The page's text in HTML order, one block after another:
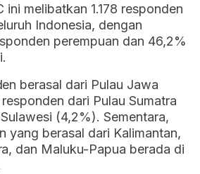
melibatkan 1.178 responden
Indonesia, dengan
perempuan dan 46,2%
berasal dari Pulau Jawa
dari Pulau Sumatra
(4,2%). Sementara,
yang berasal dari Kalimantan,
dan Maluku-Papua berada di